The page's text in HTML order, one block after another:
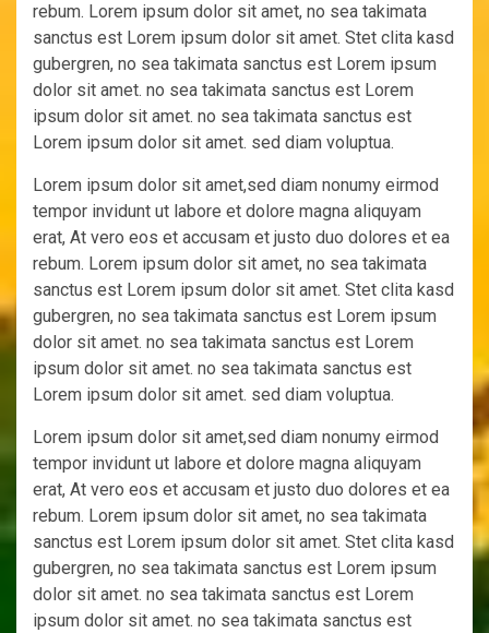
rebum. Lorem ipsum dolor sit amet, no sea takimata
sanctus est Lorem ipsum dolor sit amet. Stet clita kasd
gubergren, no sea takimata sanctus est Lorem ipsum
dolor sit amet. no sea takimata sanctus est Lorem
ipsum dolor sit amet. no sea takimata sanctus est
Lorem ipsum dolor sit amet. sed diam voluptua.
Lorem ipsum dolor sit amet,sed diam nonumy eirmod
tempor invidunt ut labore et dolore magna aliquyam
erat, At vero eos et accusam et justo duo dolores et ea
rebum. Lorem ipsum dolor sit amet, no sea takimata
sanctus est Lorem ipsum dolor sit amet. Stet clita kasd
gubergren, no sea takimata sanctus est Lorem ipsum
dolor sit amet. no sea takimata sanctus est Lorem
ipsum dolor sit amet. no sea takimata sanctus est
Lorem ipsum dolor sit amet. sed diam voluptua.
Lorem ipsum dolor sit amet,sed diam nonumy eirmod
tempor invidunt ut labore et dolore magna aliquyam
erat, At vero eos et accusam et justo duo dolores et ea
rebum. Lorem ipsum dolor sit amet, no sea takimata
sanctus est Lorem ipsum dolor sit amet. Stet clita kasd
gubergren, no sea takimata sanctus est Lorem ipsum
dolor sit amet. no sea takimata sanctus est Lorem
ipsum dolor sit amet. no sea takimata sanctus est